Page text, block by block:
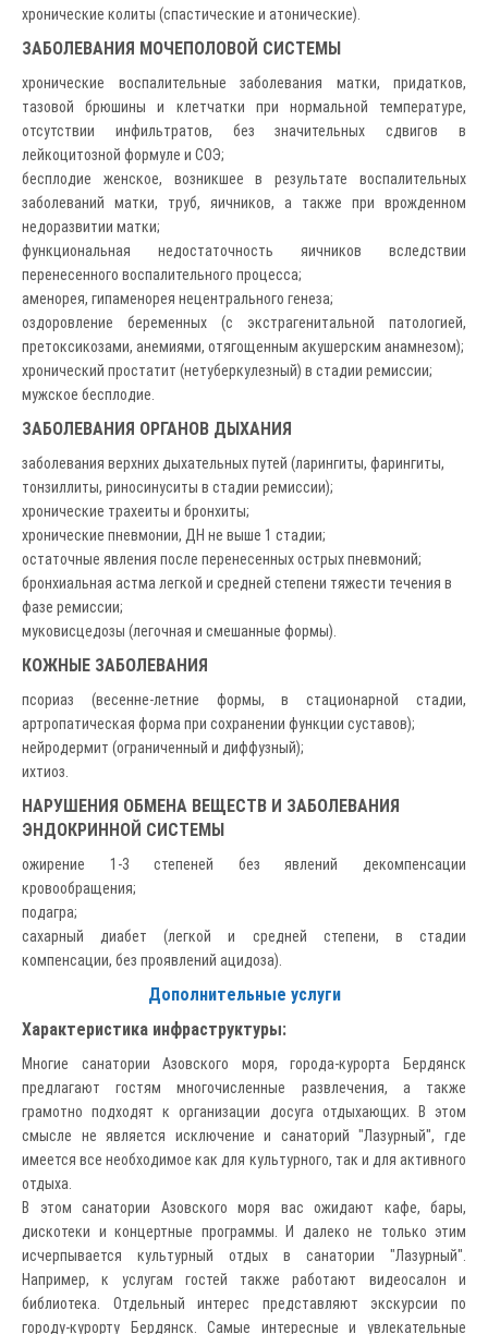
хронические колиты (спастические и атонические).
ЗАБОЛЕВАНИЯ МОЧЕПОЛОВОЙ СИСТЕМЫ
хронические воспалительные заболевания матки, придатков,
тазовой брюшины и клетчатки при нормальной температуре,
отсутствии инфильтратов, без значительных сдвигов в
лейкоцитозной формуле и СОЭ;
бесплодие женское, возникшее в результате воспалительных
заболеваний матки, труб, яичников, а также при врожденном
недоразвитии матки;
функциональная недостаточность яичников вследствии
перенесенного воспалительного процесса;
аменорея, гипаменорея нецентрального генеза;
оздоровление беременных (с экстрагенитальной патологией,
претоксикозами, анемиями, отягощенным акушерским анамнезом);
хронический простатит (нетуберкулезный) в стадии ремиссии;
мужское бесплодие.
ЗАБОЛЕВАНИЯ ОРГАНОВ ДЫХАНИЯ
заболевания верхних дыхательных путей (ларингиты, фарингиты,
тонзиллиты, риносинуситы в стадии ремиссии);
хронические трахеиты и бронхиты;
хронические пневмонии, ДН не выше 1 стадии;
остаточные явления после перенесенных острых пневмоний;
бронхиальная астма легкой и средней степени тяжести течения в
фазе ремиссии;
муковисцедозы (легочная и смешанные формы).
КОЖНЫЕ ЗАБОЛЕВАНИЯ
псориаз (весенне-летние формы, в стационарной стадии,
артропатическая форма при сохранении функции суставов);
нейродермит (ограниченный и диффузный);
ихтиоз.
НАРУШЕНИЯ ОБМЕНА ВЕЩЕСТВ И ЗАБОЛЕВАНИЯ
ЭНДОКРИННОЙ СИСТЕМЫ
ожирение 1-3 степеней без явлений декомпенсации
кровообращения;
подагра;
сахарный диабет (легкой и средней степени, в стадии
компенсации, без проявлений ацидоза).
Дополнительные услуги
Характеристика инфраструктуры:
Многие санатории Азовского моря, города-курорта Бердянск
предлагают гостям многочисленные развлечения, а также
грамотно подходят к организации досуга отдыхающих. В этом
смысле не является исключение и санаторий "Лазурный", где
имеется все необходимое как для культурного, так и для активного
отдыха.
В этом санатории Азовского моря вас ожидают кафе, бары,
дискотеки и концертные программы. И далеко не только этим
исчерпывается культурный отдых в санатории "Лазурный".
Например, к услугам гостей также работают видеосалон и
библиотека. Отдельный интерес представляют экскурсии по
городу-курорту Бердянск. Самые интересные и увлекательные